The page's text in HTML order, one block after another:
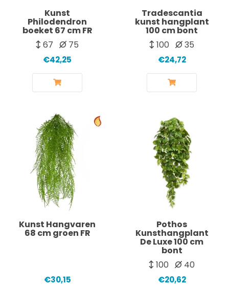
Kunst
Philodendron
boeket 67 cm FR
67
75
€42,25
Tradescantia
kunst hangplant
100 cm bont
100
35
€24,72
Kunst Hangvaren
68 cm groen FR
€30,15
Pothos
Kunsthangplant
De Luxe 100 cm
bont
100
40
€20,62